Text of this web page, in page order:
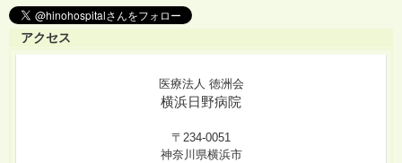
アクセス
医療法人 徳洲会
横浜日野病院
〒234-0051
神奈川県横浜市